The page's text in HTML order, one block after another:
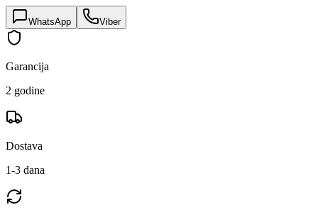
WhatsApp Viber
Garancija
2 godine
Dostava
1-3 dana